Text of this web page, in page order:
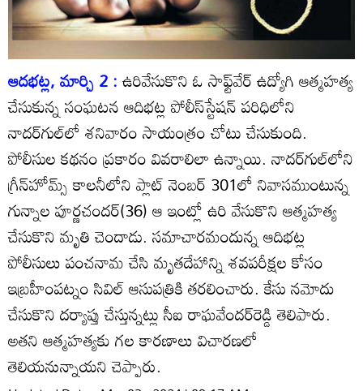
ఆదభట్ల, మార్చి 2 :ఉరివేసుకొని ఓ సాఫ్ట్‌వేర్‌ ఉద్యోగి ఆత్మహత్య
చేసుకున్న సంఘటన ఆదిభట్ల పోలీస్‌స్టేషన్‌ పరిధిలోని
నాదర్‌గుల్‌లో శనివారం సాయంత్రం చోటు చేసుకుంది.
పోలీసుల కథనం ప్రకారం వివరాలిలా ఉన్నాయి. నాదర్‌గుల్‌లోని
గ్రీన్‌హోమ్స్‌ కాలనీలోని ప్లాట్‌ నెంబర్‌ 301లో నివాసముంటున్న
గున్నాల పూర్ణచందర్‌(36) ఆ ఇంట్లో ఉరి వేసుకొని ఆత్మహత్య
చేసుకొని మృతి చెందాడు. సమాచారమందున్న ఆదిభట్ల
పోలీసులు పంచనామ చేసి మృతదేహాన్ని శవపరీక్షల కోసం
ఇబ్రహీంపట్నం సివిల్‌ ఆసుపత్రికి తరలించారు. కేసు నమోదు
చేసుకొని దర్యాప్తు చేస్తున్నట్లు సీఐ రాఘవేందర్‌రెడ్డి తెలిపారు.
అతని ఆత్మహత్యకు గల కారణాలు విచారణలో
తెలియనున్నాయని చెప్పారు.